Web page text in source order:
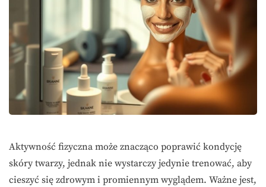
Aktywność fizyczna może znacząco poprawić kondycję
skóry twarzy, jednak nie wystarczy jedynie trenować, aby
cieszyć się zdrowym i promiennym wyglądem. Ważne jest,